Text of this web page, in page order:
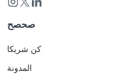
صحصح
كن شريكا
المدونة